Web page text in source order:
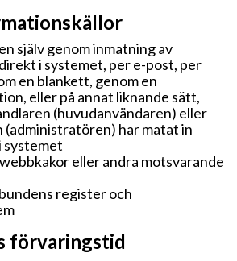
själv genom inmatning av
i systemet, per e-post, per
en blankett, genom en
eller på annat liknande sätt,
(huvudanvändaren) eller
har matat in
systemet
eller andra motsvarande
register och
förvaringstid